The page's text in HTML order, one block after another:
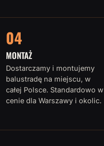
04
MONTAŻ
Dostarczamy i montujemy
balustradę na miejscu, w
całej Polsce. Standardowo w
cenie dla Warszawy i okolic.